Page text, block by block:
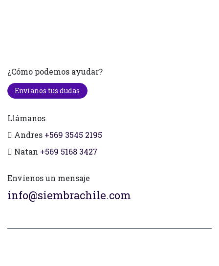
¿Cómo podemos ayudar?
Envianos tus dudas
Llámanos
Andres +569 3545 2195
Natan +569 5168 3427
Envíenos un mensaje
info@siembrachile.com